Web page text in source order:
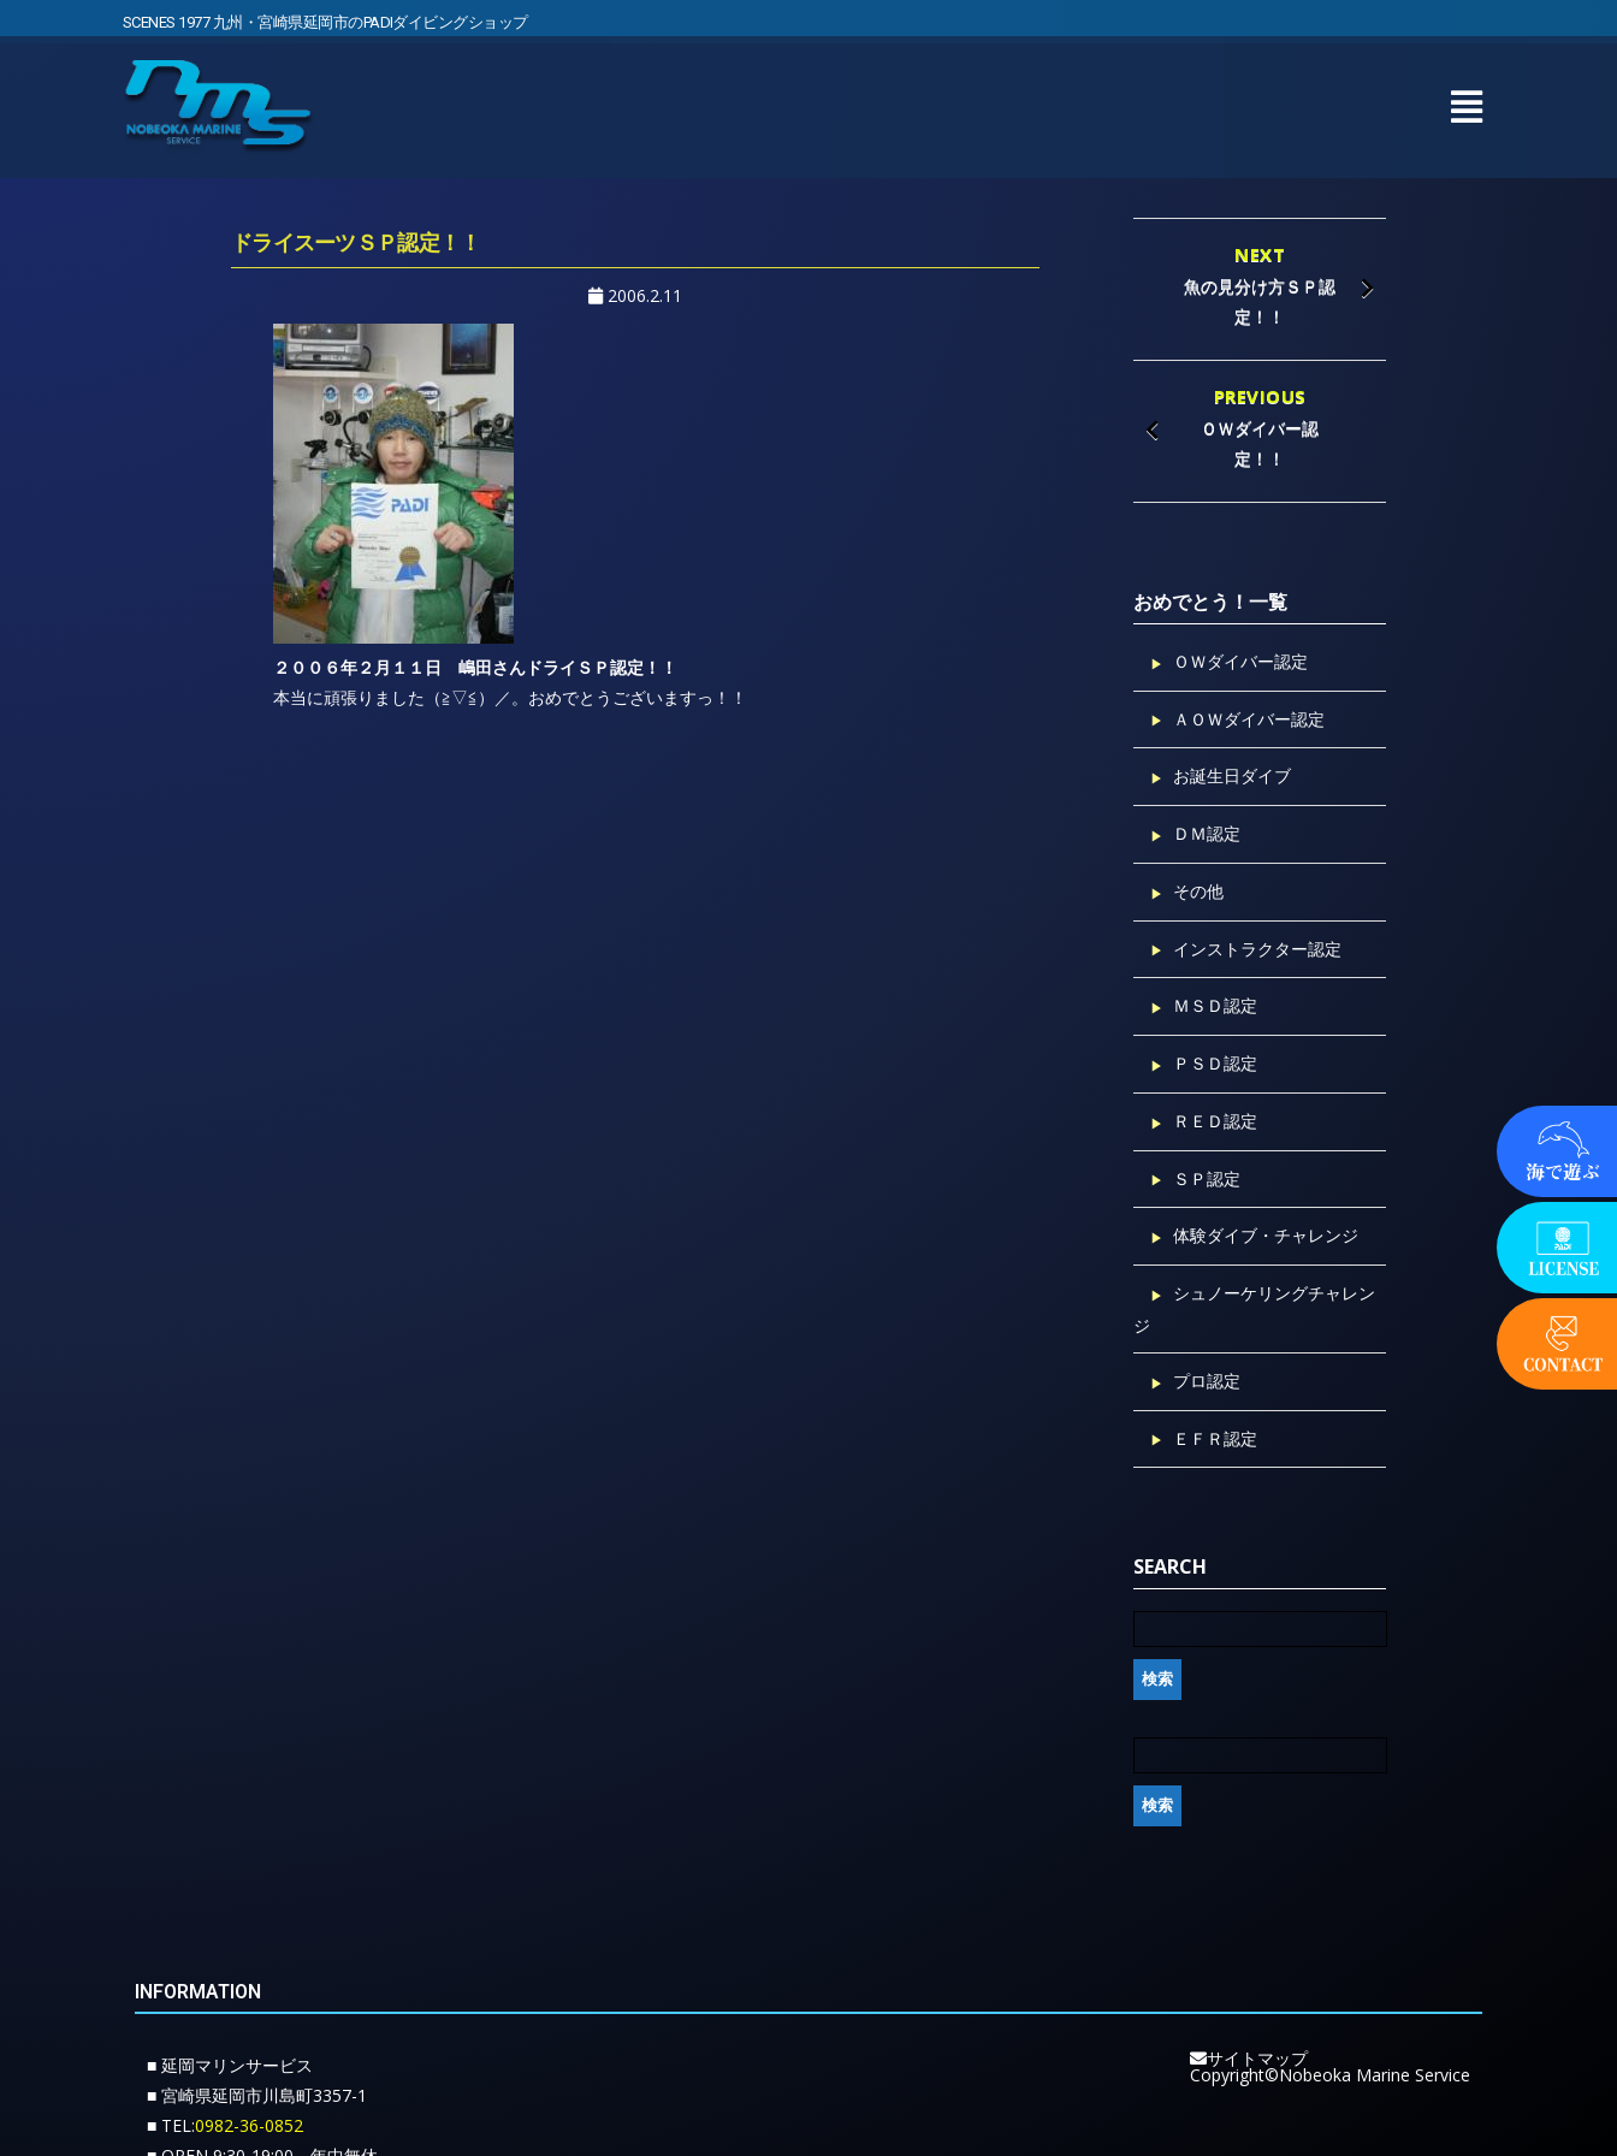
SCENES 1977 九州・宮崎県延岡市のPADIダイビングショップ
ドライスーツＳＰ認定！！
2006.2.11
２００６年２月１１日 嶋田さんドライＳＰ認定！！
本当に頑張りました（≧▽≦）／。おめでとうございますっ！！
NEXT
魚の見分け方ＳＰ認
定！！
PREVIOUS
ＯＷダイバー認
定！！
おめでとう！一覧
ＯＷダイバー認定
ＡＯＷダイバー認定
お誕生日ダイブ
ＤＭ認定
その他
インストラクター認定
ＭＳＤ認定
ＰＳＤ認定
ＲＥＤ認定
ＳＰ認定
体験ダイブ・チャレンジ
シュノーケリングチャレン
ジ
プロ認定
ＥＦＲ認定
SEARCH
INFORMATION
■ 延岡マリンサービス
■ 宮崎県延岡市川島町3357-1
■ TEL:0982-36-0852
サイトマップ
Copyright©Nobeoka Marine Service